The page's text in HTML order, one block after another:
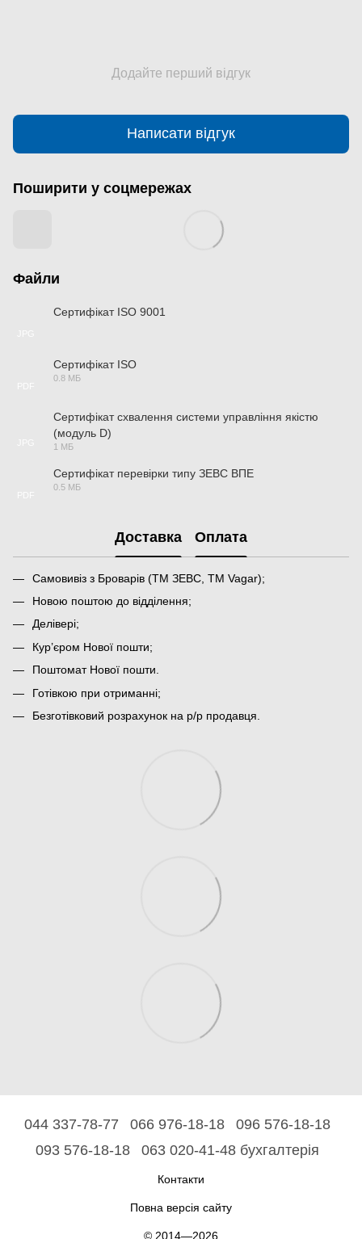
Додайте перший відгук
Написати відгук
Поширити у соцмережах
Файли
Сертифікат ISO 9001
Сертифікат ISO
0.8 МБ
Сертифікат схвалення системи управління якістю
(модуль D)
1 МБ
Сертифікат перевірки типу ЗЕВС ВПЕ
0.5 МБ
Доставка Оплата
Самовивіз з Броварів (ТМ ЗЕВС, ТМ Vagar);
Новою поштою до відділення;
Делівері;
Кур’єром Нової пошти;
Поштомат Нової пошти.
Готівкою при отриманні;
Безготівковий розрахунок на р/р продавця.
044 337-78-77 066 976-18-18
096 576-18-18
093 576-18-18
063 020-41-48 бухгалтерія
Контакти
Повна версія сайту
© 2014—2026